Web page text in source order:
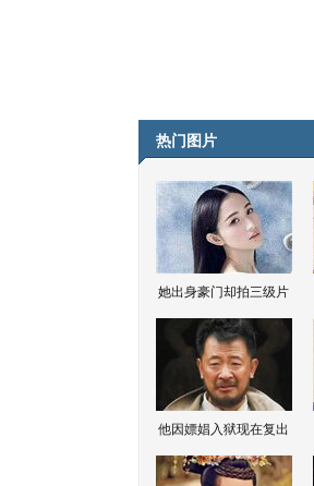
热门图片
她出身豪门却拍三级片
他因嫖娼入狱现在复出